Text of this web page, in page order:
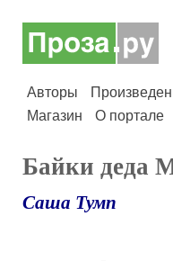
Авторы
Магазин
О портале
Байки деда
Саша Тумп